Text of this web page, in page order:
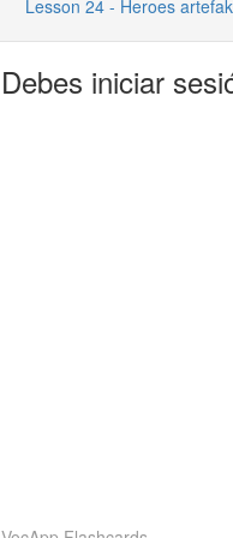
Lesson 24 - Heroes
Debes iniciar